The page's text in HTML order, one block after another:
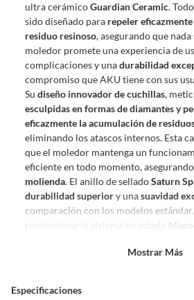
Productos que, por su naturaleza,
puedan deteriorarse o caducar con
Confeccionados a la medida.
De uso personal.
En sodimac.cl te damos30 días desde que
estar en perfecto estado, con todas sus
entregamos.
Productos digitales que se entregan a
electrónica, por ejemplo, cupones de
para el computador.
Productos a pedido o confeccionados a
Productos que han sido informados
reparados, abiertos, de segunda
con alguna deficiencia, que sean
Pinturas de un color a solicitud.
ultra cerámicoGuardian Ceramic.
sido diseñado para repeler
residuo resinoso, asegurando que nada
moledor promete una experiencia de
complicaciones y unadurabilidad
compromiso que AKU tiene con sus
Su diseño innovador de cuchillas,
esculpidas en formas de diamantes y
eficazmente la acumulación de
eliminando los atascos internos. Esta
que el moledor mantenga un
eficiente en todo momento,
molienda. El anillo de selladoSaturn
durabilidad superiory unasuavidad
comparación con los modelos
revolucionario sistema imantado
de hilos retorcidos. Este diseño
Tamaño perfecto
Mostrar Más
Especificaciones